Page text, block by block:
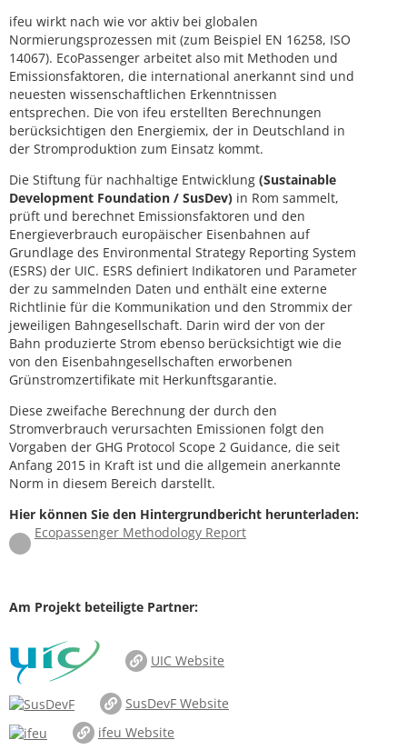
ifeu wirkt nach wie vor aktiv bei globalen
Normierungsprozessen mit (zum Beispiel EN 16258, ISO
14067). EcoPassenger arbeitet also mit Methoden und
Emissionsfaktoren, die international anerkannt sind und
neuesten wissenschaftlichen Erkenntnissen
entsprechen. Die von ifeu erstellten Berechnungen
berücksichtigen den Energiemix, der in Deutschland in
der Stromproduktion zum Einsatz kommt.
Die Stiftung für nachhaltige Entwicklung(Sustainable
Development Foundation / SusDev) in Rom sammelt,
prüft und berechnet Emissionsfaktoren und den
Energieverbrauch europäischer Eisenbahnen auf
Grundlage des Environmental Strategy Reporting System
(ESRS) der UIC. ESRS definiert Indikatoren und Parameter
der zu sammelnden Daten und enthält eine externe
Richtlinie für die Kommunikation und den Strommix der
jeweiligen Bahngesellschaft. Darin wird der von der
Bahn produzierte Strom ebenso berücksichtigt wie die
von den Eisenbahngesellschaften erworbenen
Grünstromzertifikate mit Herkunftsgarantie.
Diese zweifache Berechnung der durch den
Stromverbrauch verursachten Emissionen folgt den
Vorgaben der GHG Protocol Scope 2 Guidance, die seit
Anfang 2015 in Kraft ist und die allgemein anerkannte
Norm in diesem Bereich darstellt.
Hier können Sie den Hintergrundbericht herunterladen:
Ecopassenger Methodology Report
Am Projekt beteiligte Partner:
UIC Website
SusDevF Website
ifeu Website